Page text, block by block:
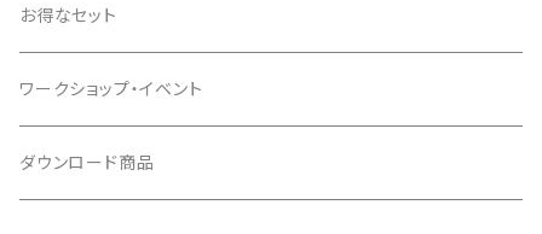
お得なセット
ワークショップ・イベント
ダウンロード商品